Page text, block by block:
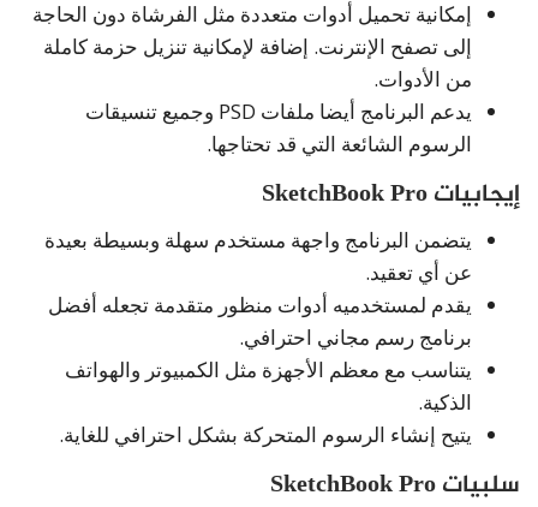
إمكانية تحميل أدوات متعددة مثل الفرشاة دون الحاجة
إلى تصفح الإنترنت. إضافة لإمكانية تنزيل حزمة كاملة
من الأدوات.
يدعم البرنامج أيضا ملفات PSD وجميع تنسيقات
الرسوم الشائعة التي قد تحتاجها.
إيجابيات SketchBook Pro
يتضمن البرنامج واجهة مستخدم سهلة وبسيطة بعيدة
عن أي تعقيد.
يقدم لمستخدميه أدوات منظور متقدمة تجعله أفضل
برنامج رسم مجاني احترافي.
يتناسب مع معظم الأجهزة مثل الكمبيوتر والهواتف
الذكية.
يتيح إنشاء الرسوم المتحركة بشكل احترافي للغاية.
سلبيات SketchBook Pro